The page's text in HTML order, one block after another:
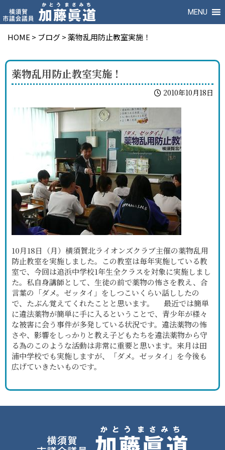
MENU
HOME > ブログ>薬物乱用防止教室実施！
薬物乱用防止教室実施！
2010年10月18日
10月18日（月）横須賀北ライオンズクラブ主催の薬物乱用
防止教室を実施しました。この教室は毎年実施している教
室で、今回は追浜中学校1年生全クラスを対象に実施しまし
た。私自身講師として、生徒の前で薬物の怖さを教え、合
言葉の「ダメ。ゼッタイ」をしつこいくらい話ししたの
で、たぶん覚えてくれたことと思います。 最近では簡単
に違法薬物が簡単に手に入るということで、青少年が様々
な被害に会う事件が多発している状況です。違法薬物の怖
さや、影響をしっかりと教え子どもたちを違法薬物から守
る為のこのような活動は非常に重要と思います。来月は田
浦中学校でも実施しますが、「ダメ。ゼッタイ」を今後も
広げていきたいものです。